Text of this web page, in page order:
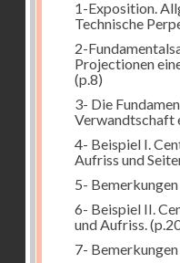
1-Exposition.
Technische
2-
Projectionen
(p.8)
3- Die
Verwandtschaft
4- Beispiel I.
Aufriss und
5- Bemerkungen
6- Beispiel II.
und Aufriss.
7-